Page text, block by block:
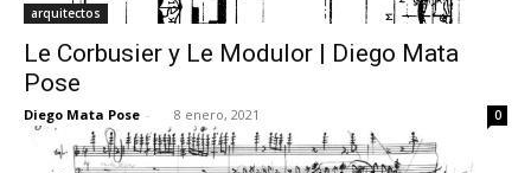
arquitectos
Le Corbusier y Le Modulor | Diego Mata
Pose
Diego Mata Pose - 8 enero, 2021 0